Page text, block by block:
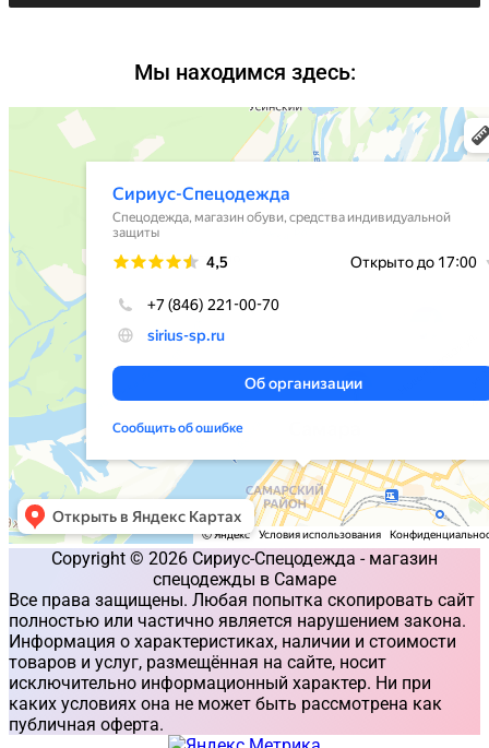
Мы находимся здесь:
Copyright © 2026 Сириус-Спецодежда - магазин
спецодежды в Самаре
Все права защищены. Любая попытка скопировать сайт
полностью или частично является нарушением закона.
Информация о характеристиках, наличии и стоимости
товаров и услуг, размещённая на сайте, носит
исключительно информационный характер. Ни при
каких условиях она не может быть рассмотрена как
публичная оферта.